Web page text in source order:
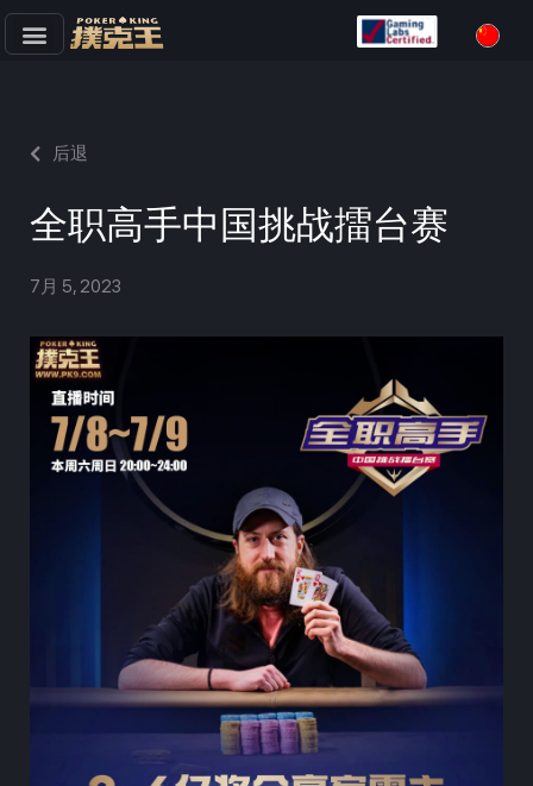
文
后退
全职高手中国挑战擂台赛
7月 5, 2023